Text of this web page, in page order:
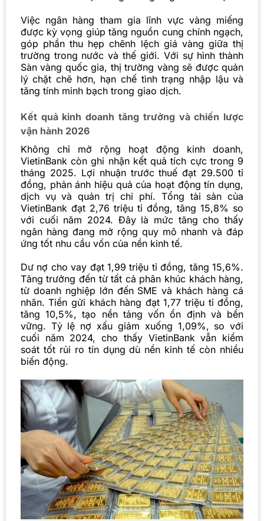
Việc ngân hàng tham gia lĩnh vực vàng miếng
được kỳ vọng giúp tăng nguồn cung chính ngạch,
góp phần thu hẹp chênh lệch giá vàng giữa thị
trường trong nước và thế giới. Với sự hình thành
Sàn vàng quốc gia, thị trường vàng sẽ được quản
lý chặt chẽ hơn, hạn chế tình trạng nhập lậu và
tăng tính minh bạch trong giao dịch.
Kết quả kinh doanh tăng trưởng và chiến lược
vận hành 2026
Không chỉ mở rộng hoạt động kinh doanh,
VietinBank còn ghi nhận kết quả tích cực trong 9
tháng 2025. Lợi nhuận trước thuế đạt 29.500 tỉ
đồng, phản ánh hiệu quả của hoạt động tín dụng,
dịch vụ và quản trị chi phí. Tổng tài sản của
VietinBank đạt 2,76 triệu tỉ đồng, tăng 15,8% so
với cuối năm 2024. Đây là mức tăng cho thấy
ngân hàng đang mở rộng quy mô nhanh và đáp
ứng tốt nhu cầu vốn của nền kinh tế.
Dư nợ cho vay đạt 1,99 triệu tỉ đồng, tăng 15,6%.
Tăng trưởng đến từ tất cả phân khúc khách hàng,
từ doanh nghiệp lớn đến SME và khách hàng cá
nhân. Tiền gửi khách hàng đạt 1,77 triệu tỉ đồng,
tăng 10,5%, tạo nền tảng vốn ổn định và bền
vững. Tỷ lệ nợ xấu giảm xuống 1,09%, so với
cuối năm 2024, cho thấy VietinBank vẫn kiểm
soát tốt rủi ro tín dụng dù nền kinh tế còn nhiều
biến động.